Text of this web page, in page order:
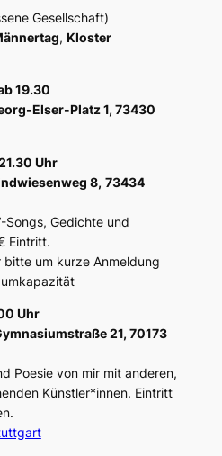
Gesellschaft)
, Kloster
19.30
Elser-Platz 1, 73430
Uhr
8, 73434
Songs, Gedichte und
Eintritt.
um kurze Anmeldung
Uhr
21, 70173
Poesie von mir mit anderen,
Künstler*innen. Eintritt